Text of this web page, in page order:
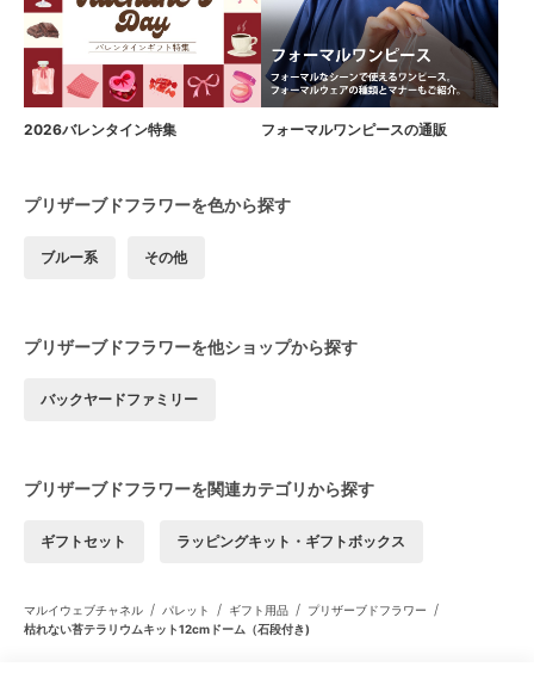
2026バレンタイン特集 フォーマルワンピースの通販
プリザーブドフラワーを色から探す
ブルー系 その他
プリザーブドフラワーを他ショップから探す
バックヤードファミリー
プリザーブドフラワーを関連カテゴリから探す
ギフトセット ラッピングキット・ギフトボックス
マルイウェブチャネル / パレット / ギフト用品 / プリザーブドフラワー /
枯れない苔テラリウムキット12cmドーム（石段付き)